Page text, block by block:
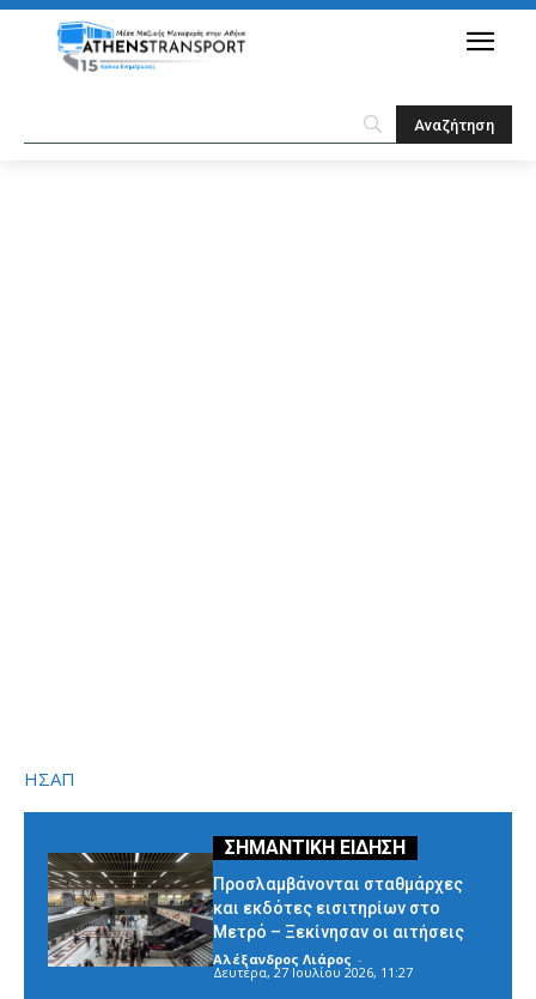
ΗΣΑΠ
Προσλαμβάνονται σταθμάρχες
και εκδότες εισιτηρίων στο
Μετρό – Ξεκίνησαν οι αιτήσεις
Αλέξανδρος Λιάρος -
Δευτέρα, 27 Ιουλίου 2026, 11:27